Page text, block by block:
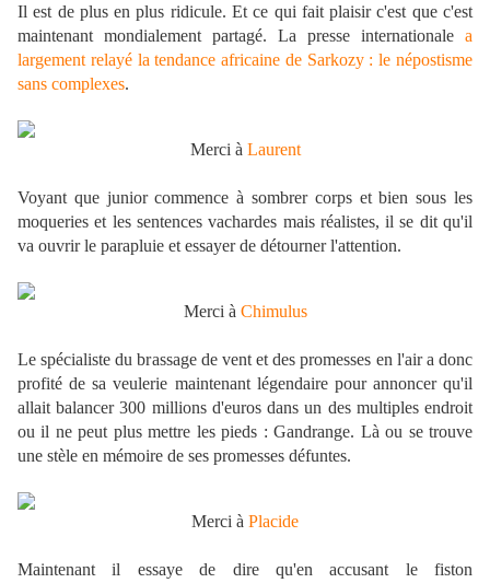
Il est de plus en plus ridicule. Et ce qui fait plaisir c'est que c'est
maintenant mondialement partagé. La presse internationale a
largement relayé la tendance africaine de Sarkozy : le népostisme
sans complexes.
Merci à Laurent
Voyant que junior commence à sombrer corps et bien sous les
moqueries et les sentences vachardes mais réalistes, il se dit qu'il
va ouvrir le parapluie et essayer de détourner l'attention.
Merci à Chimulus
Le spécialiste du brassage de vent et des promesses en l'air a donc
profité de sa veulerie maintenant légendaire pour annoncer qu'il
allait balancer 300 millions d'euros dans un des multiples endroit
ou il ne peut plus mettre les pieds : Gandrange. Là ou se trouve
une stèle en mémoire de ses promesses défuntes.
Merci à Placide
Maintenant il essaye de dire qu'en accusant le fiston